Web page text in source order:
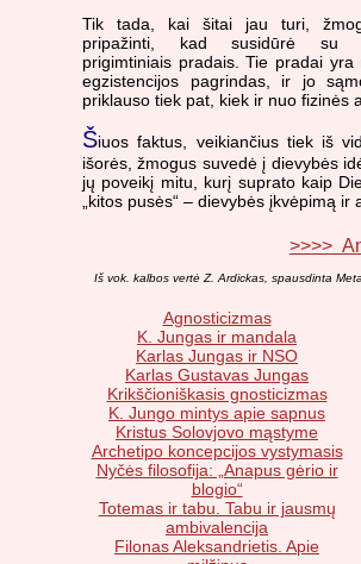
Tik tada, kai šitai jau turi,
pripažinti, kad susidūrė su
prigimtiniais pradais. Tie pradai yra
egzistencijos pagrindas, ir jo
priklauso tiek pat, kiek ir nuo fizinės
Šiuos faktus, veikiančius tiek iš
išorės, žmogus suvedė į dievybės
jų poveikį mitu, kurį suprato kaip
„kitos pusės“ – dievybės įkvėpimą ir
>>>>
Iš vok. kalbos vertė Z. Ardickas, spausdinta
Agnosticizmas
K. Jungas ir mandala
Karlas Jungas ir NSO
Karlas Gustavas Jungas
Krikščioniškasis gnosticizmas
K. Jungo mintys apie sapnus
Kristus Solovjovo mąstyme
Archetipo koncepcijos vystymasis
Nyčės filosofija: „Anapus gėrio ir
blogio“
Totemas ir tabu. Tabu ir jausmų
ambivalencija
Filonas Aleksandrietis. Apie